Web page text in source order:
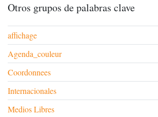
Otros grupos de palabras clave
affichage
Agenda_couleur
Coordonnees
Internacionales
Medios Libres